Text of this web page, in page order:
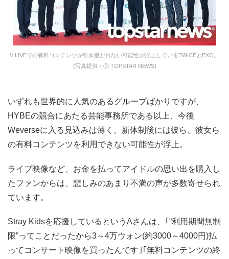
V LIVEでの有料コンテンツが引き継がれない可能性が浮上しているTWICEとEXO。
(写真提供：ⓒ TOPSTAR NEWS)
いずれも世界的に人気のあるグループばかりですが、
HYBEの競合にあたる芸能事務所である以上、今後
Weverseに入る見込みは薄く、新体制後には彼ら、彼女ら
の有料コンテンツを利用できない可能性が浮上。
ライブ映像など、お金を払ってアイドルの思い出を購入し
たファンからは、悲しみのあまり不満の声が多数寄せられ
ています。
Stray Kidsを応援しているというAさんは、｢“利用期間無制
限”ってことだったから3～4万ウォン(約3000～4000円)払
ってコンサート映像を買ったんです｣｢無料コンテンツの終